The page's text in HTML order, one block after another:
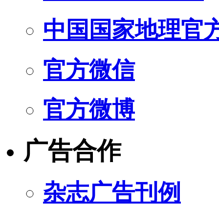
中国国家地理官
官方微信
官方微博
广告合作
杂志广告刊例